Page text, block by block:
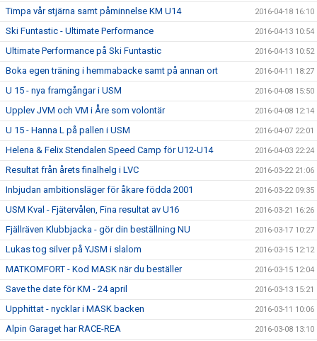
Timpa vår stjärna samt påminnelse KM U14 2016-04-18 16:10
Ski Funtastic - Ultimate Performance 2016-04-13 10:54
Ultimate Performance på Ski Funtastic 2016-04-13 10:52
Boka egen träning i hemmabacke samt på annan ort 2016-04-11 18:27
U 15 - nya framgångar i USM 2016-04-08 15:50
Upplev JVM och VM i Åre som volontär 2016-04-08 12:14
U 15 - Hanna L på pallen i USM 2016-04-07 22:01
Helena & Felix Stendalen Speed Camp för U12-U14 2016-04-03 22:24
Resultat från årets finalhelg i LVC 2016-03-22 21:06
Inbjudan ambitionsläger för åkare födda 2001 2016-03-22 09:35
USM Kval - Fjätervålen, Fina resultat av U16 2016-03-21 16:26
Fjällräven Klubbjacka - gör din beställning NU 2016-03-17 10:27
Lukas tog silver på YJSM i slalom 2016-03-15 12:12
MATKOMFORT - Kod MASK när du beställer 2016-03-15 12:04
Save the date för KM - 24 april 2016-03-13 15:21
Upphittat - nycklar i MASK backen 2016-03-11 10:06
Alpin Garaget har RACE-REA 2016-03-08 13:10